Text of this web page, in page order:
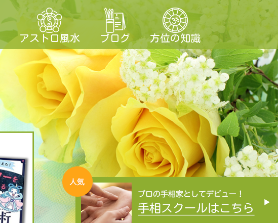
アストロ風水 ブログ 方位の知識